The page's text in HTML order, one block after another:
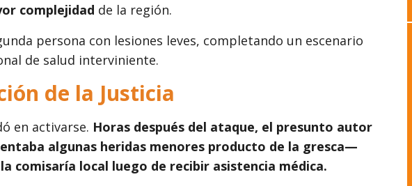
complejidad de la región.
persona con lesiones leves, completando un escenario
de salud interviniente.
de la Justicia
en activarse. Horas después del ataque, el presunto autor
algunas heridas menores producto de la gresca—
comisaría local luego de recibir asistencia médica.